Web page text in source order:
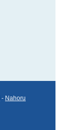
- Nahoru